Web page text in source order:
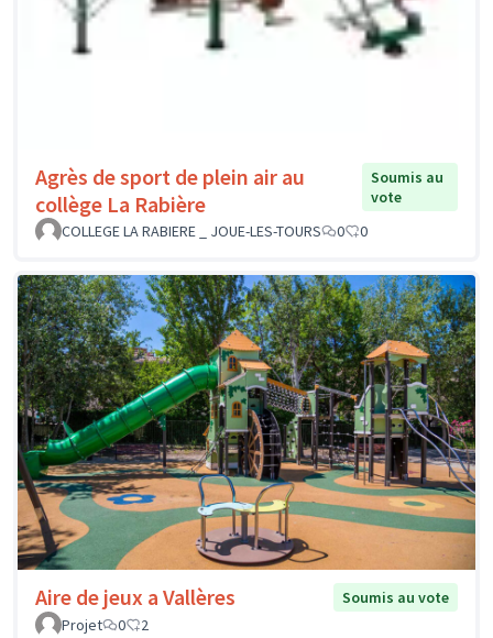
Agrès de sport de plein air au
collège La Rabière
Soumis au
vote
COLLEGE LA RABIERE _ JOUE-LES-TOURS
0 0
Aire de jeux a Vallères
Soumis au vote
Projet
0 2